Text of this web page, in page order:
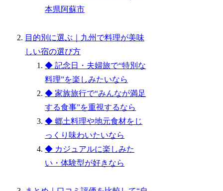
本県阿蘇市
目的別に選ぶ｜九州で料理が美味
しい宿の選び方
◆ 記念日・夫婦旅で“特別な
料理”を楽しみたいなら
◆ 家族旅行で“みんなが満足
する食事”を重視するなら
◆ 郷土料理や地元食材をじ
っくり味わいたいなら
◆ カジュアルに楽しみた
い・体験型が好きなら